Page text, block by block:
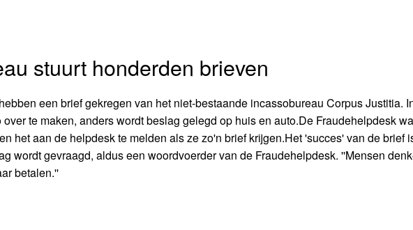
stuurt honderden brieven
een brief gekregen van het niet-bestaande incassobureau Corpus Justitia.
te maken, anders wordt beslag gelegd op huis en auto.De Fraudehelpdesk
het aan de helpdesk te melden als ze zo'n brief krijgen.Het 'succes' van de brief
wordt gevraagd, aldus een woordvoerder van de Fraudehelpdesk. ''Mensen
betalen.''